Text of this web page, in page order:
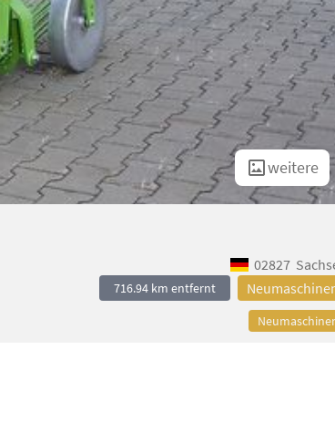
weitere
02827
716.94 km entfernt